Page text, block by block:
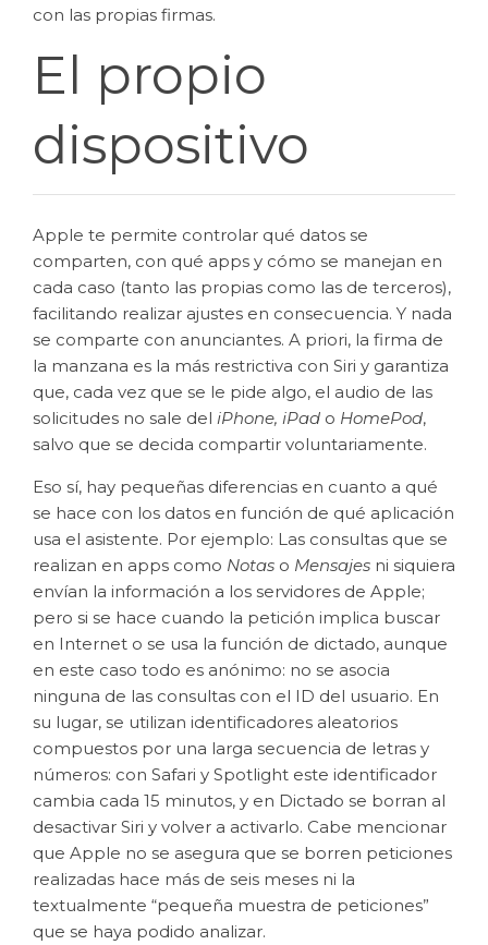
con las propias firmas.
El propio
dispositivo
Apple te permite controlar qué datos se
comparten, con qué apps y cómo se manejan en
cada caso (tanto las propias como las de terceros),
facilitando realizar ajustes en consecuencia. Y nada
se comparte con anunciantes. A priori, la firma de
la manzana es la más restrictiva con Siri y garantiza
que, cada vez que se le pide algo, el audio de las
solicitudes no sale del iPhone, iPad o HomePod,
salvo que se decida compartir voluntariamente.
Eso sí, hay pequeñas diferencias en cuanto a qué
se hace con los datos en función de qué aplicación
usa el asistente. Por ejemplo: Las consultas que se
realizan en apps como Notas o Mensajes ni siquiera
envían la información a los servidores de Apple;
pero si se hace cuando la petición implica buscar
en Internet o se usa la función de dictado, aunque
en este caso todo es anónimo: no se asocia
ninguna de las consultas con el ID del usuario. En
su lugar, se utilizan identificadores aleatorios
compuestos por una larga secuencia de letras y
números: con Safari y Spotlight este identificador
cambia cada 15 minutos, y en Dictado se borran al
desactivar Siri y volver a activarlo. Cabe mencionar
que Apple no se asegura que se borren peticiones
realizadas hace más de seis meses ni la
textualmente “pequeña muestra de peticiones”
que se haya podido analizar.